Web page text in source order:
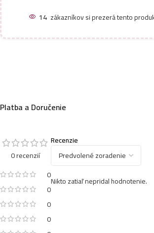
4,49€
4,49€
14 zákazníkov si prezerá tento
Platba a Doručenie
0 recenzií
0
0
0
0
Recenzie
Nikto zatiaľ nepridal hodnotenie.